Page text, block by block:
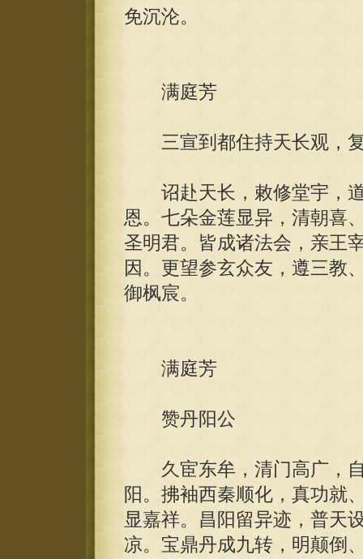
免沉沦。
满庭芳
三宣到都住持天长观，复
诏赴天长，敕修堂宇，道
恩。七朵金莲显异，清朝喜
圣明君。皆成诸法会，亲王
因。更望参玄众友，遵三教
御枫宸。
满庭芳
赞丹阳公
久宦东牟，清门高广，自
阳。拂袖西秦顺化，真功就
显嘉祥。昌阳留异迹，普天
凉。宝鼎丹成九转，明颠倒